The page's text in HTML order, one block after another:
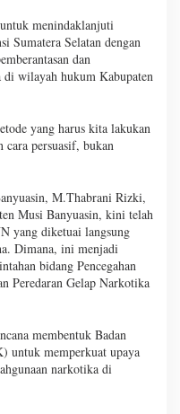
menindaklanjuti
Sumatera Selatan dengan
dan
di wilayah hukum Kabupaten
yang harus kita lakukan
cara persuasif, bukan
M.Thabrani Rizki,
Musi Banyuasin, kini telah
yang diketuai langsung
Dimana, ini menjadi
bidang Pencegahan
Peredaran Gelap Narkotika
membentuk Badan
untuk memperkuat upaya
narkotika di